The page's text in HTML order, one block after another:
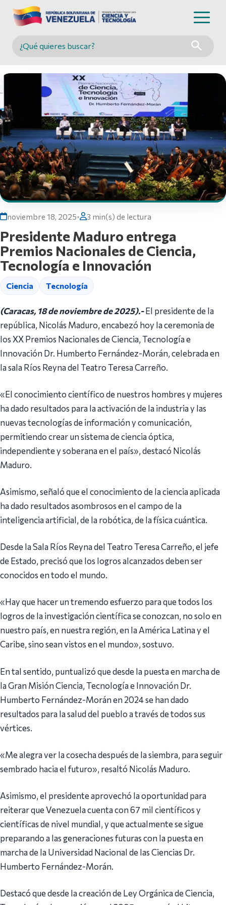
Buscar en MINCYT
noviembre 18, 2025• 3 min(s) de lectura
Presidente Maduro entrega
Premios Nacionales de Ciencia,
Tecnología e Innovación
Ciencia Tecnología
(Caracas, 18 de noviembre de 2025).-El presidente de la
república, Nicolás Maduro, encabezó hoy la ceremonia de
los XX Premios Nacionales de Ciencia, Tecnología e
Innovación Dr. Humberto Fernández-Morán, celebrada en
la sala Ríos Reyna del Teatro Teresa Carreño.
«El conocimiento científico de nuestros hombres y mujeres
ha dado resultados para la activación de la industria y las
nuevas tecnologías de información y comunicación,
permitiendo crear un sistema de ciencia óptica,
independiente y soberana en el país», destacó Nicolás
Maduro.
Asimismo, señaló que el conocimiento de la ciencia aplicada
ha dado resultados asombrosos en el campo de la
inteligencia artificial, de la robótica, de la física cuántica.
Desde la Sala Ríos Reyna del Teatro Teresa Carreño, el jefe
de Estado, precisó que los logros alcanzados deben ser
conocidos en todo el mundo.
«Hay que hacer un tremendo esfuerzo para que todos los
logros de la investigación científica se conozcan, no solo en
nuestro país, en nuestra región, en la América Latina y el
Caribe, sino sean vistos en el mundo», sostuvo.
En tal sentido, puntualizó que desde la puesta en marcha de
la Gran Misión Ciencia, Tecnología e Innovación Dr.
Humberto Fernández-Morán en 2024 se han dado
resultados para la salud del pueblo a través de todos sus
vértices.
«Me alegra ver la cosecha después de la siembra, para seguir
sembrado hacia el futuro», resaltó Nicolás Maduro.
Asimismo, el presidente aprovechó la oportunidad para
reiterar que Venezuela cuenta con 67 mil científicos y
científicas de nivel mundial, y que actualmente se sigue
preparando a las generaciones futuras con la puesta en
marcha de la Universidad Nacional de las Ciencias Dr.
Humberto Fernández-Morán.
Destacó que desde la creación de Ley Orgánica de Ciencia,